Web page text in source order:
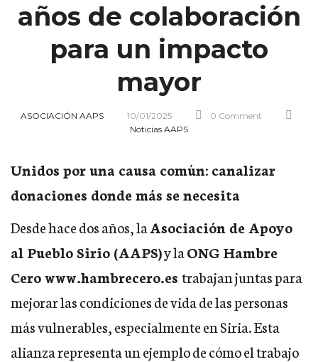
años de colaboración
para un impacto
mayor
ASOCIACIÓN AAPS 10/01/2025
0 Comment
Noticias AAPS
Unidos por una causa común: canalizar
donaciones donde más se necesita
Desde hace dos años, laAsociación de Apoyo
al Pueblo Sirio (AAPS)y laONG Hambre
Cerowww.hambrecero.es trabajan juntas para
mejorar las condiciones de vida de las personas
más vulnerables, especialmente en Siria. Esta
alianza representa un ejemplo de cómo el trabajo